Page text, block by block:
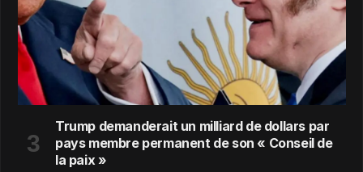
Trump demanderait un milliard de dollars par
pays membre permanent de son « Conseil de
la paix »